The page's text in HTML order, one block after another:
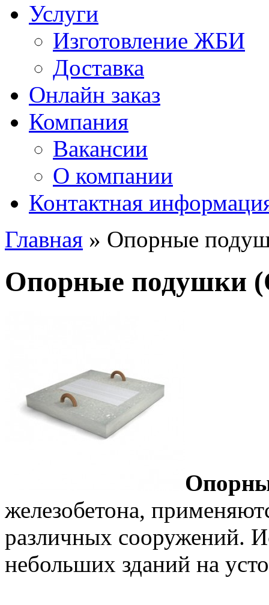
Услуги
Изготовление ЖБИ
Доставка
Онлайн заказ
Компания
Вакансии
О компании
Контактная
Главная » Опорные
Опорные подушки
железобетона,
различных сооружений.
небольших зданий на